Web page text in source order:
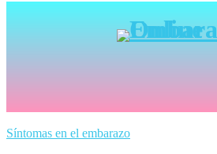
Síntomas en el embarazo